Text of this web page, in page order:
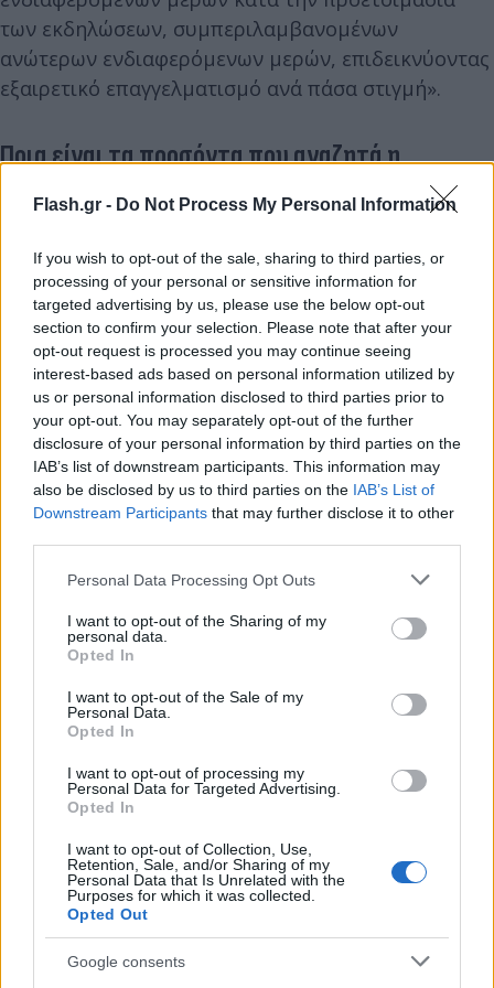
Flash.gr - Do Not Process My Personal Information
If you wish to opt-out of the sale, sharing to third parties, or
processing of your personal or sensitive information for
targeted advertising by us, please use the below opt-out
section to confirm your selection. Please note that after your
opt-out request is processed you may continue seeing
interest-based ads based on personal information utilized by
us or personal information disclosed to third parties prior to
your opt-out. You may separately opt-out of the further
disclosure of your personal information by third parties on the
IAB’s list of downstream participants. This information may
also be disclosed by us to third parties on the IAB’s List of
Downstream Participants that may further disclose it to other
Please note that this website/app uses one or more Google
not limited to your visit or usage behaviour. You may click to
grant or deny consent to Google and its third-party tags to
use your data for below specified purposes in below Google
consent section.
Personal Data Processing Opt Outs
I want to opt-out of the Sharing of my
personal data.
Opted In
I want to opt-out of the Sale of my
Personal Data.
Opted In
I want to opt-out of processing my
Personal Data for Targeted Advertising.
Opted In
I want to opt-out of Collection, Use,
Retention, Sale, and/or Sharing of my
Personal Data that Is Unrelated with the
Purposes for which it was collected.
Opted Out
Google consents
των εκδηλώσεων, συμπεριλαμβανομένων
ανώτερων ενδιαφερόμενων μερών, επιδεικνύοντας
εξαιρετικό επαγγελματισμό ανά πάσα στιγμή».
Ποια είναι τα προσόντα που αναζητά η
βασιλική οικογένεια
«εξαιρετικές» ηγετικές ικανότητες, ώστε να
διασφαλίζει ότι οι εργασίες «εκτελούνται έγκαιρα
και επιτυγχάνεται εξοικονόμηση κόστους και
βελτίωση της αποτελεσματικότητας.